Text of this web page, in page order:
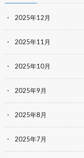
2025年12月
2025年11月
2025年10月
2025年9月
2025年8月
2025年7月